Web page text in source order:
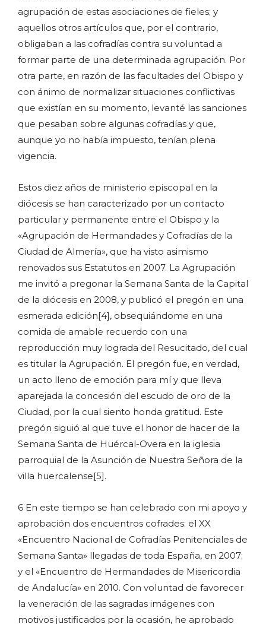
agrupación de estas asociaciones de fieles; y
aquellos otros artículos que, por el contrario,
obligaban a las cofradías contra su voluntad a
formar parte de una determinada agrupación. Por
otra parte, en razón de las facultades del Obispo y
con ánimo de normalizar situaciones conflictivas
que existían en su momento, levanté las sanciones
que pesaban sobre algunas cofradías y que,
aunque yo no había impuesto, tenían plena
vigencia.
Estos diez años de ministerio episcopal en la
diócesis se han caracterizado por un contacto
particular y permanente entre el Obispo y la
«Agrupación de Hermandades y Cofradías de la
Ciudad de Almería», que ha visto asimismo
renovados sus Estatutos en 2007. La Agrupación
me invitó a pregonar la Semana Santa de la Capital
de la diócesis en 2008, y publicó el pregón en una
esmerada edición[4], obsequiándome en una
comida de amable recuerdo con una
reproducción muy lograda del Resucitado, del cual
es titular la Agrupación. El pregón fue, en verdad,
un acto lleno de emoción para mí y que lleva
aparejada la concesión del escudo de oro de la
Ciudad, por la cual siento honda gratitud. Este
pregón siguió al que tuve el honor de hacer de la
Semana Santa de Huércal-Overa en la iglesia
parroquial de la Asunción de Nuestra Señora de la
villa huercalense[5].
6 En este tiempo se han celebrado con mi apoyo y
aprobación dos encuentros cofrades: el XX
«Encuentro Nacional de Cofradías Penitenciales de
Semana Santa» llegadas de toda España, en 2007;
y el «Encuentro de Hermandades de Misericordia
de Andalucía» en 2010. Con voluntad de favorecer
la veneración de las sagradas imágenes con
motivos justificados por la ocasión, he aprobado